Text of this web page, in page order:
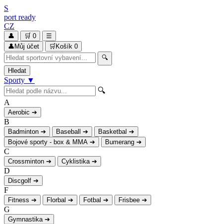
S
port ready
CZ
👤 🛒 0
☰
👤 Můj účet 🛒 Košík 0
🔍
Hledat
Sporty ▼
🔍
A
Aerobic ➔
B
Badminton ➔ Baseball ➔ Basketbal ➔
Bojové sporty - box & MMA ➔ Bumerang ➔
C
Crossminton ➔ Cyklistika ➔
D
Discgolf ➔
F
Fitness ➔ Florbal ➔ Fotbal ➔ Frisbee ➔
G
Gymnastika ➔